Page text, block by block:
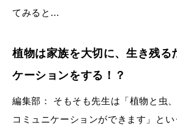
てみると…
植物は家族を大切に、生き残る
ケーションをする！？
編集部： そもそも先生は「植物と虫
コミュニケーションができます」と